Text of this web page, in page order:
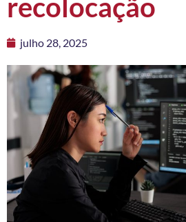
recolocação
julho 28, 2025